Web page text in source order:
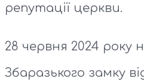
репутації церкви.
28 червня 2024 року
Збаразького замку